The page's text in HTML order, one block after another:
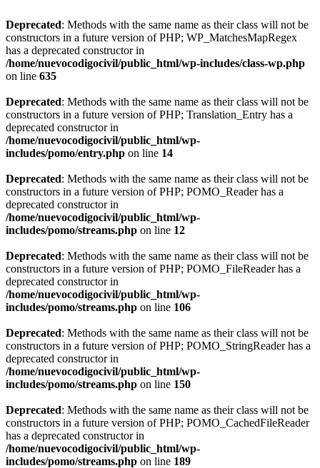
Deprecated: Methods with the same name as their class will not be
constructors in a future version of PHP; WP_MatchesMapRegex
has a deprecated constructor in
/home/nuevocodigocivil/public_html/wp-includes/class-wp.php
on line 635
Deprecated: Methods with the same name as their class will not be
constructors in a future version of PHP; Translation_Entry has a
deprecated constructor in
/home/nuevocodigocivil/public_html/wp-
includes/pomo/entry.php on line 14
Deprecated: Methods with the same name as their class will not be
constructors in a future version of PHP; POMO_Reader has a
deprecated constructor in
/home/nuevocodigocivil/public_html/wp-
includes/pomo/streams.php on line 12
Deprecated: Methods with the same name as their class will not be
constructors in a future version of PHP; POMO_FileReader has a
deprecated constructor in
/home/nuevocodigocivil/public_html/wp-
includes/pomo/streams.php on line 106
Deprecated: Methods with the same name as their class will not be
constructors in a future version of PHP; POMO_StringReader has a
deprecated constructor in
/home/nuevocodigocivil/public_html/wp-
includes/pomo/streams.php on line 150
Deprecated: Methods with the same name as their class will not be
constructors in a future version of PHP; POMO_CachedFileReader
has a deprecated constructor in
/home/nuevocodigocivil/public_html/wp-
includes/pomo/streams.php on line 189